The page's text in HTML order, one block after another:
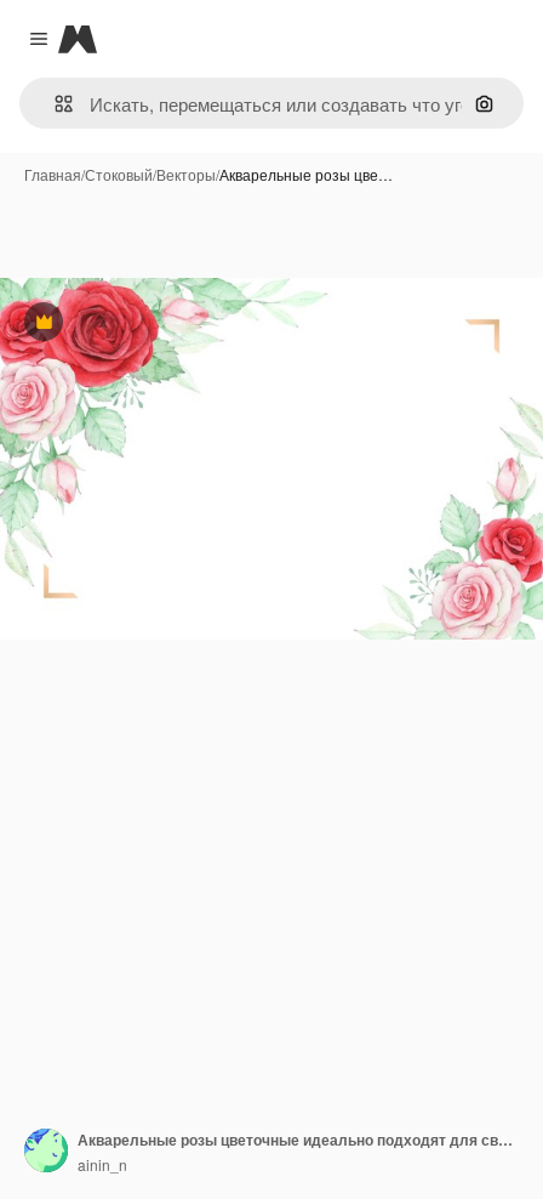
Close menu
Magnific
Поиск
Главная/Стоковый/Векторы/Акварельные розы цве…
Премиум
Акварельные розы цветочные идеально подходят для свадебного приглашения, поздравительной открытки или другого полиграфического дизайна
ainin_n